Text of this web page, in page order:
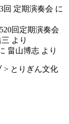
回 定期演奏会 に
回定期演奏会
より
畠山博志 より
> とりぎん文化